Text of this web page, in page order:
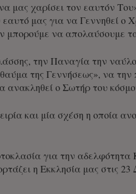
μας χαρίσει τον εαυτόν
μας για να Γεννηθεί ο
μπορούμε να απολαύσουμε
την Παναγία την
της Γεννήσεως», να
ανακληθεί ο Σωτήρ του
και μία σχέση η οποία
για την
η Εκκλησία μας στις 23